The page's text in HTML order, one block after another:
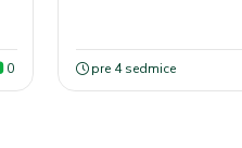
0 pre 4 sedmice